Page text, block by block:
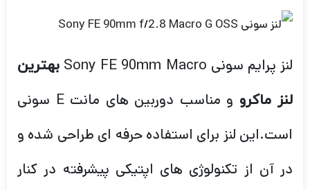
لنز پرایم سونی Sony FE 90mm Macro
بهترین
لنز ماکرو
و مناسب دوربین های مانت E سونی
است.این لنز برای استفاده حرفه ای طراحی شده و
در آن از تکنولوژی های اپتیکی پیشرفته در کنار